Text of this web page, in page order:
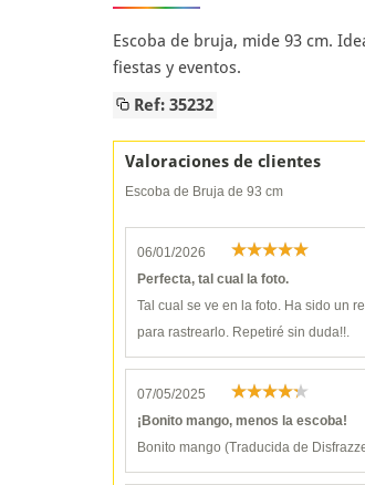
Escoba de bruja, mide 93 cm.
fiestas y eventos.
Ref: 35232
Valoraciones de clientes
Escoba de Bruja de 93 cm
06/01/2026
Perfecta, tal cual la foto.
Tal cual se ve en la foto. Ha sido un
para rastrearlo. Repetiré sin duda!!.
07/05/2025
¡Bonito mango, menos la escoba!
Bonito mango (Traducida de